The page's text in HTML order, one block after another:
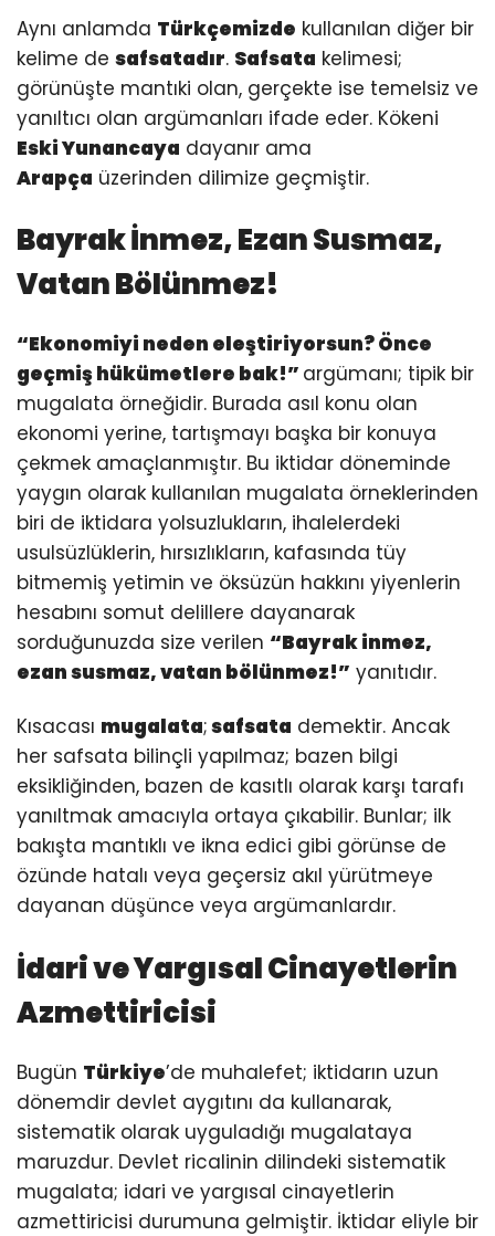
Aynı anlamda Türkçemizde kullanılan diğer bir
kelime de safsatadır. Safsata kelimesi;
görünüşte mantıki olan, gerçekte ise temelsiz ve
yanıltıcı olan argümanları ifade eder. Kökeni
Eski Yunancaya dayanır ama
Arapça üzerinden dilimize geçmiştir.
Bayrak İnmez, Ezan Susmaz,
Vatan Bölünmez!
“Ekonomiyi neden eleştiriyorsun? Önce
geçmiş hükümetlere bak!” argümanı; tipik bir
mugalata örneğidir. Burada asıl konu olan
ekonomi yerine, tartışmayı başka bir konuya
çekmek amaçlanmıştır. Bu iktidar döneminde
yaygın olarak kullanılan mugalata örneklerinden
biri de iktidara yolsuzlukların, ihalelerdeki
usulsüzlüklerin, hırsızlıkların, kafasında tüy
bitmemiş yetimin ve öksüzün hakkını yiyenlerin
hesabını somut delillere dayanarak
sorduğunuzda size verilen “Bayrak inmez,
ezan susmaz, vatan bölünmez!” yanıtıdır.
Kısacası mugalata;safsata demektir. Ancak
her safsata bilinçli yapılmaz; bazen bilgi
eksikliğinden, bazen de kasıtlı olarak karşı tarafı
yanıltmak amacıyla ortaya çıkabilir. Bunlar; ilk
bakışta mantıklı ve ikna edici gibi görünse de
özünde hatalı veya geçersiz akıl yürütmeye
dayanan düşünce veya argümanlardır.
İdari ve Yargısal Cinayetlerin
Azmettiricisi
Bugün Türkiye’de muhalefet; iktidarın uzun
dönemdir devlet aygıtını da kullanarak,
sistematik olarak uyguladığı mugalataya
maruzdur. Devlet ricalinin dilindeki sistematik
mugalata; idari ve yargısal cinayetlerin
azmettiricisi durumuna gelmiştir. İktidar eliyle bir